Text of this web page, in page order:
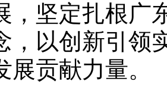
，坚定扎根广
，以创新引领
展贡献力量。